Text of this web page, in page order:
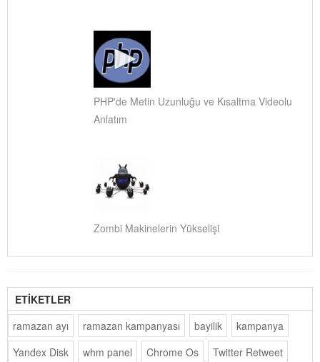
PHP'de Metin Uzunluğu ve Kısaltma Videolu
Anlatım
Zombi Makinelerin Yükselişi
ETİKETLER
ramazan ayı
ramazan kampanyası bayilik
kampanya
Yandex Disk
whm panel Chrome Os
Twitter Retweet